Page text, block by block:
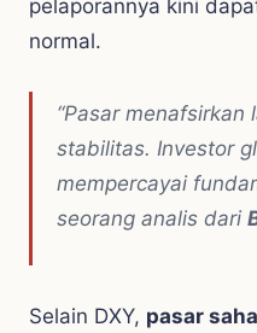
pelaporannya kini
normal.
“Pasar
stabilitas. Investor
mempercayai
seorang analis dari
Selain DXY, pasar